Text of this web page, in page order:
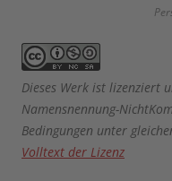
Dieses Werk ist lizenziert
Namensnennung-
Bedingungen unter
Volltext der Lizenz